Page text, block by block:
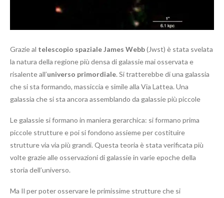
Grazie al telescopio spaziale James Webb(Jwst) è stata svelata
la natura della regione più densa di galassie mai osservata e
risalente all’universo primordiale. Si tratterebbe di una galassia
che si sta formando, massiccia e simile alla Via Lattea. Una
galassia che si sta ancora assemblando da galassie più piccole
Le galassie si formano in maniera gerarchica: si formano prima
piccole strutture e poi si fondono assieme per costituire
strutture via via più grandi. Questa teoria è stata verificata più
volte grazie alle osservazioni di galassie in varie epoche della
storia dell’universo.
Ma Il per poter osservare le primissime strutture che si